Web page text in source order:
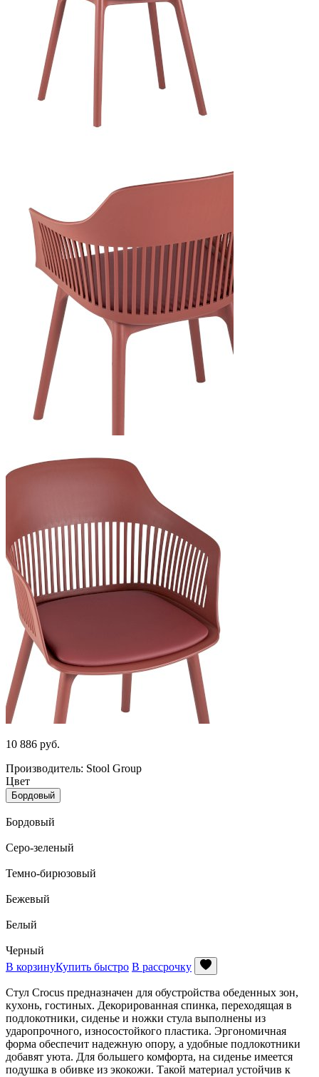
10 886 руб.
Производитель: Stool Group
Цвет
Бордовый
Бордовый
Серо-зеленый
Темно-бирюзовый
Бежевый
Белый
Черный
В корзинуКупить быстро В рассрочку
Стул Crocus предназначен для обустройства обеденных зон,
кухонь, гостиных. Декорированная спинка, переходящая в
подлокотники, сиденье и ножки стула выполнены из
ударопрочного, износостойкого пластика. Эргономичная
форма обеспечит надежную опору, а удобные подлокотники
добавят уюта. Для большего комфорта, на сиденье имеется
подушка в обивке из экокожи. Такой материал устойчив к